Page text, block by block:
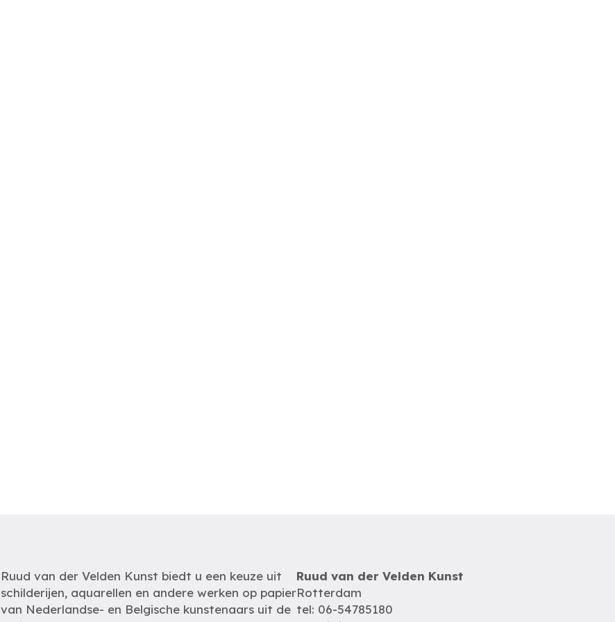
Ruud van der Velden Kunst biedt u een keuze uit
schilderijen, aquarellen en andere werken op papier
van Nederlandse- en Belgische kunstenaars uit de
Ruud van der Velden Kunst
Rotterdam
tel: 06-54785180